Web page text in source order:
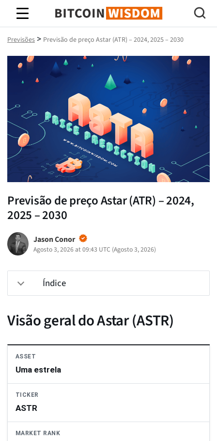
Sabedoria do Bitcoin
Previsões > Previsão de preço Astar (ATR) – 2024, 2025 – 2030
Previsão de preço Astar (ATR) – 2024,
2025 – 2030
Jason Conor
Agosto 3, 2026 at 09:43 UTC (Agosto 3, 2026)
Índice
Visão geral do Astar (ASTR)
ASSET
Uma estrela
TICKER
ASTR
MARKET RANK